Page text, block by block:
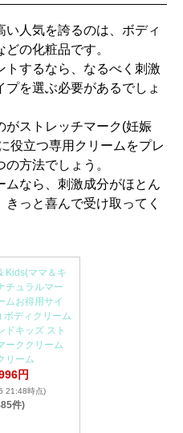
人気を誇るのは、ボディ
の化粧品です。
トするなら、なるべく刺激
を選ぶ必要があるでしょ
がストレッチマーク(妊娠
役立つ専用クリームをプレ
方法でしょう。
ムなら、刺激成分がほとん
っと喜んで受け取ってく
Kids(ママ＆キ
チュラルマー
ムお得用サイ
ボディクリーム
ドキッズ スト
ーククリーム
リーム
円
21:48時点)
件)